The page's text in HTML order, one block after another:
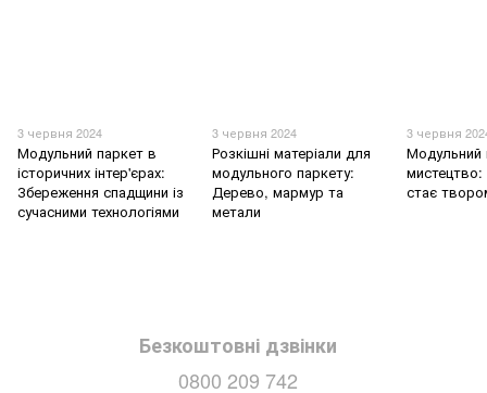
3 червня 2024
Модульний паркет в
історичних інтер'єрах:
Збереження спадщини із
сучасними технологіями
3 червня 2024
Розкішні матеріали для
модульного паркету:
Дерево, мармур та
метали
3 червня
Модульний
мистецтво:
стає
Безкоштовні дзвінки
0800 209 742